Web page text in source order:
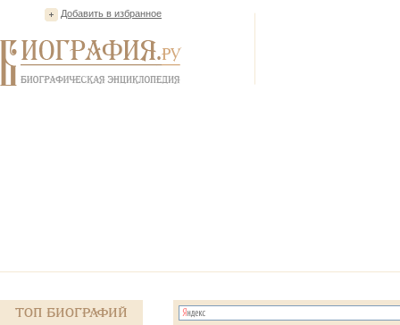
Добавить в избранное
Топ Биографий